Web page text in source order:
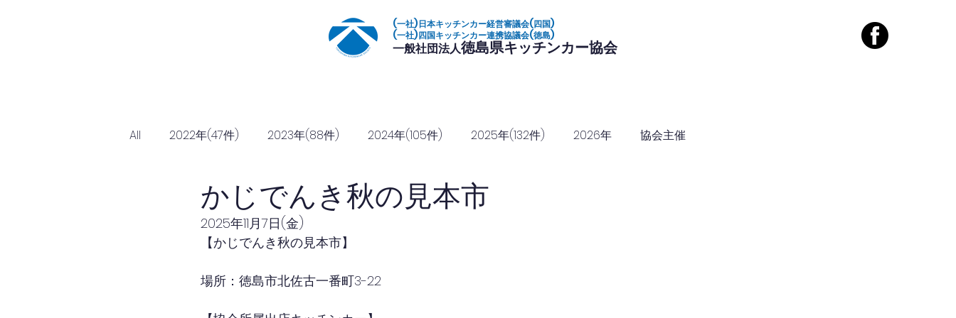
(一社)日本キッチンカー経営審議会(四国)
(一社)四国キッチンカー連携協議会(徳島)
一般社団法人徳島県キッチンカー協会
All 2022年(47件) 2023年(88件) 2024年(105件) 2025年(132件) 2026年 協会主催
かじでんき秋の見本市
2025年11月7日(金)
【かじでんき秋の見本市】
場所：徳島市北佐古一番町3-22